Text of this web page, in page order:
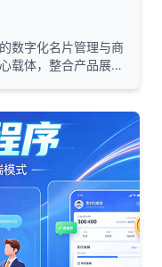
数字化名片管理与商
载体，整合产品展
低门槛的特点，帮助
交的数字化转型。通
企业高效拓展人脉、